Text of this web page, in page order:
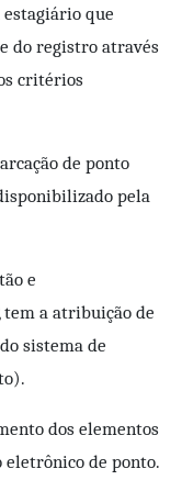
estagiário que
do registro através
critérios
de ponto
pela
e
tem a atribuição de
sistema de
dos elementos
de ponto.